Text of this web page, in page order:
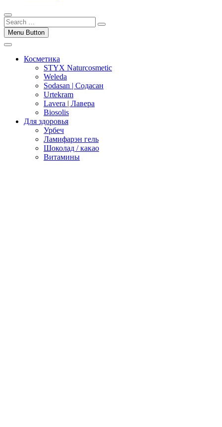
Menu Button
Косметика
STYX Naturcosmetic
Weleda
Sodasan | Содасан
Urtekram
Lavera | Лавера
Biosolis
Для здоровья
Урбеч
Ламифарэн гель
Шоколад / какао
Витамины